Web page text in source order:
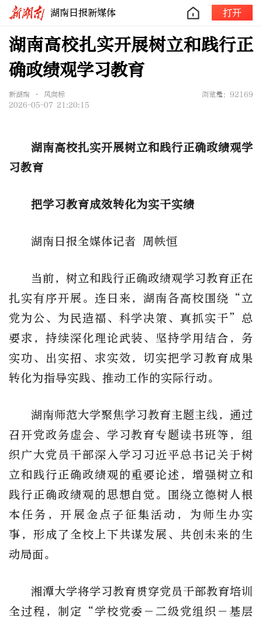
湖南日报新媒体 打开
湖南高校扎实开展树立和践行正
确政绩观学习教育
新湖南 • 风向标
浏览量：92169
2026-05-07 21:20:15
湖南高校扎实开展树立和践行正确政绩观学
习教育
把学习教育成效转化为实干实绩
湖南日报全媒体记者 周帙恒
当前，树立和践行正确政绩观学习教育正在
扎实有序开展。连日来，湖南各高校围绕“立
党为公、为民造福、科学决策、真抓实干”总
要求，持续深化理论武装、坚持学用结合，务
实功、出实招、求实效，切实把学习教育成果
转化为指导实践、推动工作的实际行动。
湖南师范大学聚焦学习教育主题主线，通过
召开党政务虚会、学习教育专题读书班等，组
织广大党员干部深入学习习近平总书记关于树
立和践行正确政绩观的重要论述，增强树立和
践行正确政绩观的思想自觉。围绕立德树人根
本任务，开展金点子征集活动，为师生办实
事，形成了全校上下共谋发展、共创未来的生
动局面。
湘潭大学将学习教育贯穿党员干部教育培训
全过程，制定“学校党委－二级党组织－基层